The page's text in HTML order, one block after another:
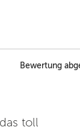
Bewertung
toll